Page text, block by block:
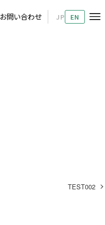
お問い合わせ JP EN
TEST002